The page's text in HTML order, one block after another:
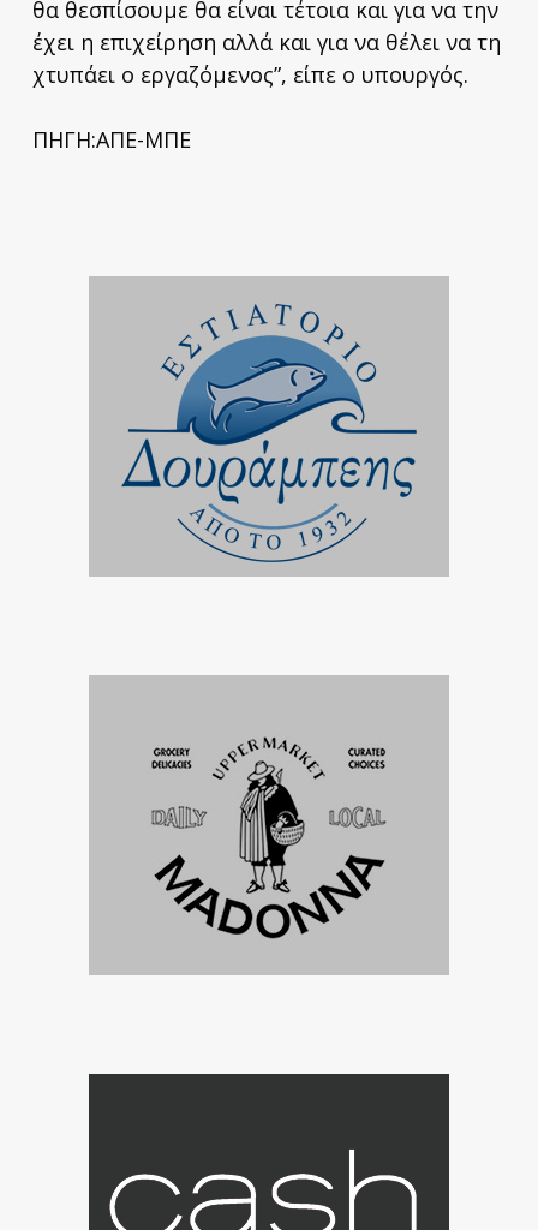
θα θεσπίσουμε θα είναι τέτοια και για να την
έχει η επιχείρηση αλλά και για να θέλει να τη
χτυπάει ο εργαζόμενος”, είπε ο υπουργός.
ΠΗΓΗ:ΑΠΕ-ΜΠΕ